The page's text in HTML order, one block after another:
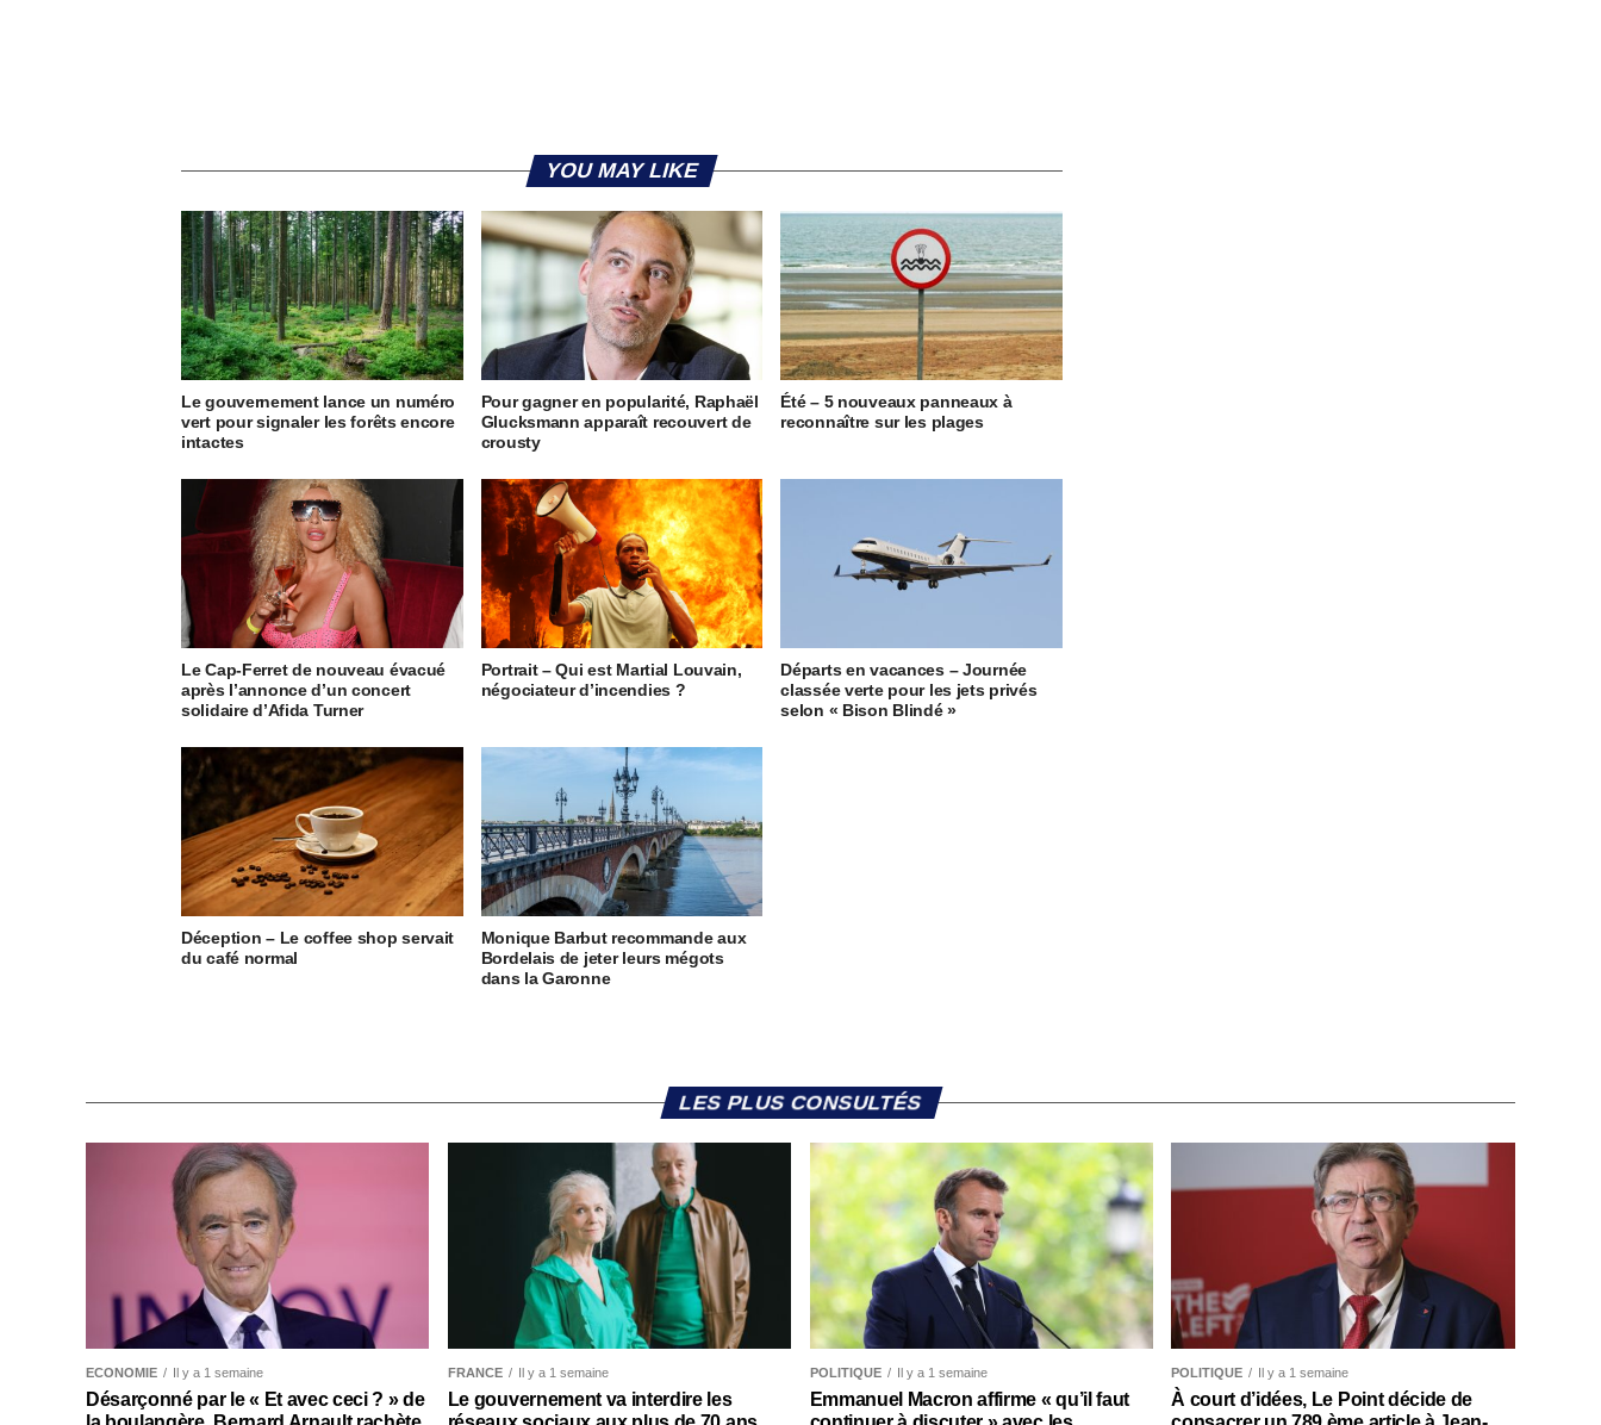
YOU MAY LIKE
Le gouvernement lance un numéro
vert pour signaler les forêts encore
intactes
Pour gagner en popularité, Raphaël
Glucksmann apparaît recouvert de
crousty
Été – 5 nouveaux panneaux à
reconnaître sur les plages
Le Cap-Ferret de nouveau évacué
après l’annonce d’un concert
solidaire d’Afida Turner
Portrait – Qui est Martial Louvain,
négociateur d’incendies ?
Départs en vacances – Journée
classée verte pour les jets privés
selon « Bison Blindé »
Déception – Le coffee shop servait
du café normal
Monique Barbut recommande aux
Bordelais de jeter leurs mégots
dans la Garonne
LES PLUS CONSULTÉS
ECONOMIE Il y a 1 semaine
Désarçonné par le « Et avec ceci ? » de
FRANCE Il y a 1 semaine
Le gouvernement va interdire les
POLITIQUE Il y a 1 semaine
Emmanuel Macron affirme « qu’il faut
POLITIQUE Il y a 1 semaine
À court d’idées, Le Point décide de